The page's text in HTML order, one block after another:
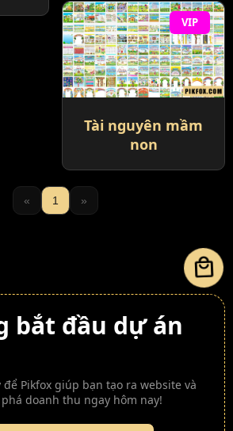
VIP
Tài nguyên mầm
non
« 1 »
bắt đầu dự án
Pikfox giúp bạn tạo ra website và
doanh thu ngay hôm nay!
local_mall